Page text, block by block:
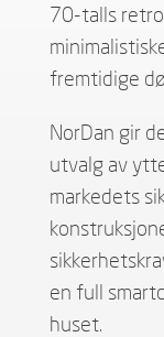
70-talls
fremtidige
NorDan gir
utvalg av
markedets
en full
huset.